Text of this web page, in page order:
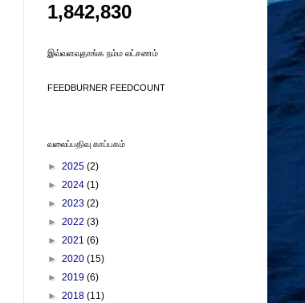
1,842,830
இவ்வளவுதாங்க நம்ம லட்சணம்
FEEDBURNER FEEDCOUNT
வலைப்பதிவு காப்பகம்
► 2025 (2)
► 2024 (1)
► 2023 (2)
► 2022 (3)
► 2021 (6)
► 2020 (15)
► 2019 (6)
► 2018 (11)